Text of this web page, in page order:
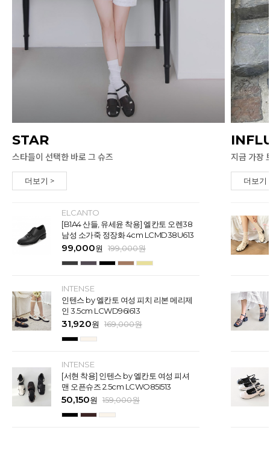
STAR
스타들이 선택한 바로 그 슈즈
더보기 >
ELCANTO
[B1A4 산들, 유세윤 착용] 엘칸토 오렌38
남성 소가죽 정장화 4cm LCMD38U613
99,000원 199,000원
INTENSE
인텐스 by 엘칸토 여성 피치 리본 메리제
인 3.5cm LCWD96I613
31,920원 169,000원
INTENSE
[서현 착용] 인텐스 by 엘칸토 여성 피셔
맨 오픈슈즈 2.5cm LCWO85I513
50,150원 159,000원
지금 가장
더보기